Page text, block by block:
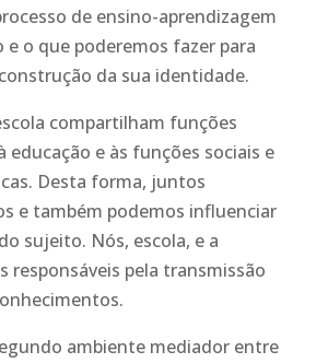
de ensino-aprendizagem
o que poderemos fazer para
da sua identidade.
compartilham funções
educação e às funções sociais e
Desta forma, juntos
e também podemos influenciar
sujeito. Nós, escola, e a
responsáveis pela transmissão
ambiente mediador entre